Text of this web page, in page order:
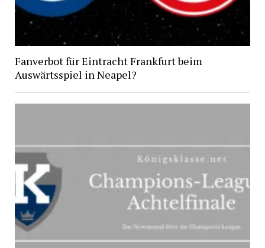
Fanverbot für Eintracht Frankfurt beim
Auswärtsspiel in Neapel?